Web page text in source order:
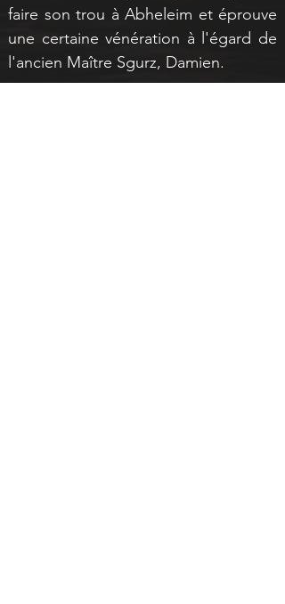
faire son trou à Abheleim et éprouve
une certaine vénération à l'égard de
l'ancien Maître Sgurz, Damien.